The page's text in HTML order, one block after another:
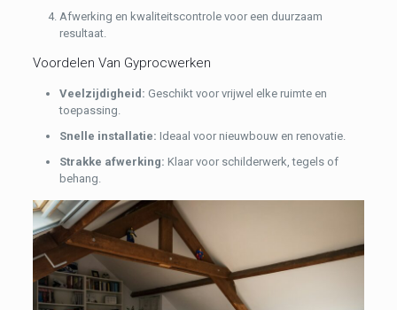
Afwerking en kwaliteitscontrole voor een duurzaam
resultaat.
Voordelen Van Gyprocwerken
Veelzijdigheid: Geschikt voor vrijwel elke ruimte en
toepassing.
Snelle installatie: Ideaal voor nieuwbouw en renovatie.
Strakke afwerking: Klaar voor schilderwerk, tegels of
behang.